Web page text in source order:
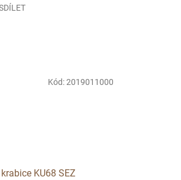
krabice KU68 SEZ
Kód:2019011000